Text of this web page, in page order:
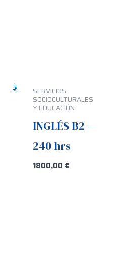
SERVICIOS
SOCIOCULTURALES
Y EDUCACIÓN
INGLÉS B2 –
240 hrs
1800,00 €